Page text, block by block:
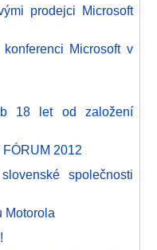
prodejci Microsoft
Microsoft v
18 let od založení
2012
společnosti
Motorola